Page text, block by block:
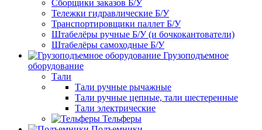
Сборщики заказов Б/У
Тележки гидравлические Б/У
Транспортировщики паллет Б/У
Штабелёры ручные Б/У (и бочкокантователи)
Штабелёры самоходные Б/У
Грузоподъемное
оборудование
Тали
Тали ручные рычажные
Тали ручные цепные, тали шестеренные
Тали электрические
Тельферы